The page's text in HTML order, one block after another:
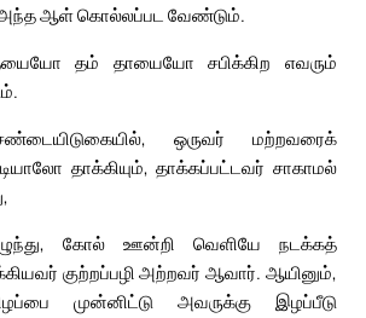
அந்த ஆள் கொல்லப்பட வேண்டும்.
தம் தாயையோ சபிக்கிற எவரும்
ஒருவர் மற்றவரைக்
தாக்கியும், தாக்கப்பட்டவர் சாகாமல்
கோல் ஊன்றி வெளியே நடக்கத்
குற்றப்பழி அற்றவர் ஆவார். ஆயினும்,
முன்னிட்டு அவருக்கு இழப்பீடு